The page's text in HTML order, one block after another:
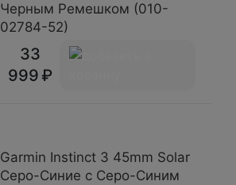
Черным Ремешком (010-
02784-52)
33
999
Garmin Instinct 3 45mm Solar
Серо-Синие с Серо-Синим